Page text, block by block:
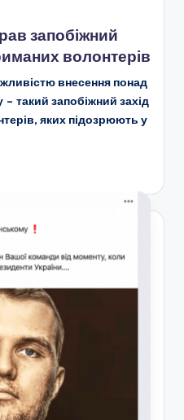
запобіжний
волонтерів
внесення понад
такий запобіжний захід
яких підозрюють у